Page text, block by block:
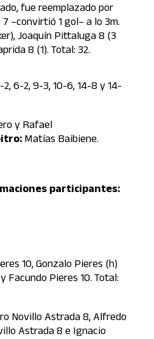
fue reemplazado por
7 –convirtió 1 gol– a lo 3m.
Joaquín Pittaluga 8 (3
8 (1). Total: 32.
2, 6-2, 9-3, 10-6, 14-8 y 14-
y Rafael
Matías Baibiene.
participantes:
10, Gonzalo Pieres (h)
Facundo Pieres 10. Total:
Novillo Astrada 8, Alfredo
Astrada 8 e Ignacio